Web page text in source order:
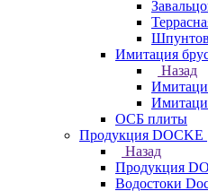
Имитация
Назад
ОСБ плиты
Продукция DOCKE
Назад
Продукция
Водостоки